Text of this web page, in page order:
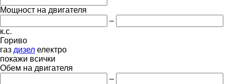
Мощност на двигателя
–
к.с.
Гориво
газ дизел електро
покажи всички
Обем на двигателя
–